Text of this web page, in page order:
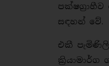
සඳහන් වේ.
එකී